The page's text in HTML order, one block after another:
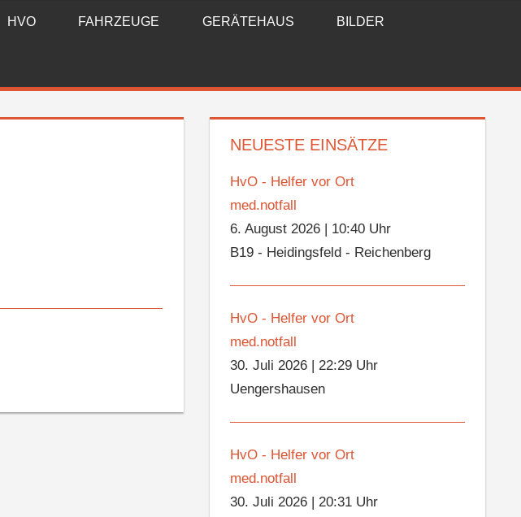
HVO FAHRZEUGE GERÄTEHAUS BILDER
NEUESTE EINSÄTZE
HvO - Helfer vor Ort
med.notfall
6. August 2026
10:40 Uhr
B19 - Heidingsfeld - Reichenberg
HvO - Helfer vor Ort
med.notfall
30. Juli 2026 |22:29 Uhr
Uengershausen
HvO - Helfer vor Ort
med.notfall
30. Juli 2026 |20:31 Uhr